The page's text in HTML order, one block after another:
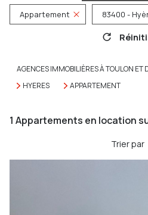
Appartement 83400 -
AGENCES IMMOBILIÈRES À TOULON ET
HYERES
APPARTEMENT
1 Appartements en location
Trier par